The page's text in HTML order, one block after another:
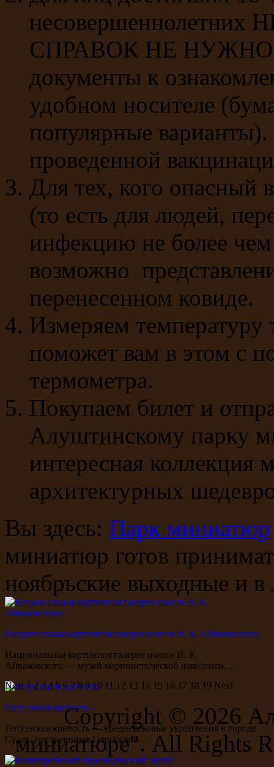
СПРАВОК НЕ НУЖНО)
документы к
удобном носителе
популярные
проведенной
Для тех, кого опасный
(то есть для людей,
инфекцию не более чем
возможно
перенесенном ковиде.
Измеряем температуру
поможет вам в этом с
термометра.
Покупаем билет и
Алуштинскому парку
интересная
архитектурных
Вы здесь: Парк миниатюр
миниатюр готов
ноябрьские выходные и
Национальная картинная галерея имени И. К. Айвазовского
Национальная картинная галерея имени И. К.
Айвазовского — музей маринистической живописи,…
Генуэзская крепость
Генуэзская крепость — средневековые укрепления в городе
Судак, построенные Генуэзской…
Next12345678910 11 12 13 14 15 16 17 18 19 Next
Copyright © 2026
миниатюре". All Rights